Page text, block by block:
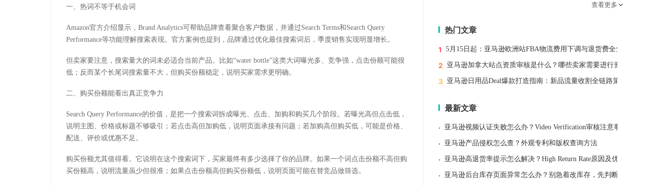
一、热词不等于机会词
Amazon官方介绍显示，Brand Analytics可帮助品牌查看聚合客户数据，并通过Search Terms和Search Query
Performance等功能理解搜索表现。官方案例也提到，品牌通过优化最佳搜索词后，季度销售实现明显增长。
但卖家要注意，搜索量大的词未必适合当前产品。比如“water bottle”这类大词曝光多、竞争强，点击份额可能很
低；反而某个长尾词搜索量不大，但购买份额稳定，说明买家需求更明确。
二、购买份额能看出真正竞争力
Search Query Performance的价值，是把一个搜索词拆成曝光、点击、加购和购买几个阶段。若曝光高但点击低，
说明主图、价格或标题不够吸引；若点击高但加购低，说明页面承接有问题；若加购高但购买低，可能是价格、
配送、评价或优惠不足。
购买份额尤其值得看。它说明在这个搜索词下，买家最终有多少选择了你的品牌。如果一个词点击份额不高但购
买份额高，说明流量虽少但很准；如果点击份额高但购买份额低，说明页面可能在替竞品做筛选。
东南亚市场
DeepSeek
亚马逊站外推广体系课
亚马逊春季大促
Deal平台
亚马逊选品思路
亚马逊旺季 亚马逊BD
站外引流
选品策略
Deal站 PrimeDay
站外促销
查看更多
热门文章
1 5月15日起：亚马逊欧洲站FBA物流费用下调与退货费全免解读
2 亚马逊加拿大站点资质审核是什么？哪些卖家需要进行资质审核？
3 亚马逊日用品Deal爆款打造指南：新品流量收割全链路策略
最新文章
· 亚马逊视频认证失败怎么办？Video Verification审核注意事项
· 亚马逊产品侵权怎么查？外观专利和版权查询方法
· 亚马逊高退货率提示怎么解决？High Return Rate原因及优化方法
· 亚马逊后台库存页面异常怎么办？别急着改库存，先判断是不是系统故障